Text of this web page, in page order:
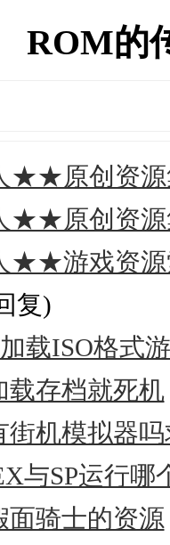
ROM的
★★原创资
★★原创资
★★游戏资
复)
载ISO格式
载存档就死机
街机模拟器
与SP运行哪
面骑士的资源